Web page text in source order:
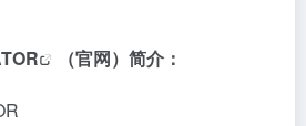
（官网）简介：